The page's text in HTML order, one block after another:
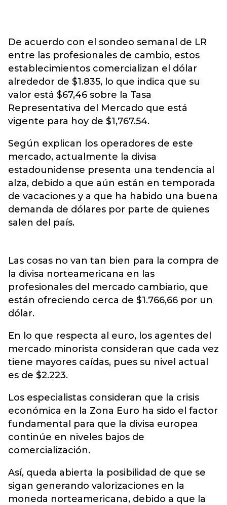
De acuerdo con el sondeo semanal de LR
entre las profesionales de cambio, estos
establecimientos comercializan el dólar
alrededor de $1.835, lo que indica que su
valor está $67,46 sobre la Tasa
Representativa del Mercado que está
vigente para hoy de $1,767.54.
Según explican los operadores de este
mercado, actualmente la divisa
estadounidense presenta una tendencia al
alza, debido a que aún están en temporada
de vacaciones y a que ha habido una buena
demanda de dólares por parte de quienes
salen del país.
Las cosas no van tan bien para la compra de
la divisa norteamericana en las
profesionales del mercado cambiario, que
están ofreciendo cerca de $1.766,66 por un
dólar.
En lo que respecta al euro, los agentes del
mercado minorista consideran que cada vez
tiene mayores caídas, pues su nivel actual
es de $2.223.
Los especialistas consideran que la crisis
económica en la Zona Euro ha sido el factor
fundamental para que la divisa europea
continúe en niveles bajos de
comercialización.
Así, queda abierta la posibilidad de que se
sigan generando valorizaciones en la
moneda norteamericana, debido a que la